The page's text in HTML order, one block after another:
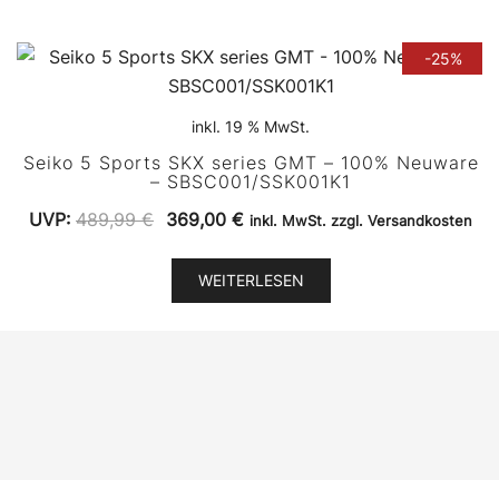
-25%
inkl. 19 % MwSt.
Seiko 5 Sports SKX series GMT – 100% Neuware
– SBSC001/SSK001K1
UVP: 489,99€ Ursprünglicher
war:
489,99 €
369,00 €Aktueller
ist:
369,00 €.
inkl. MwSt. zzgl. Versandkosten
WEITERLESEN